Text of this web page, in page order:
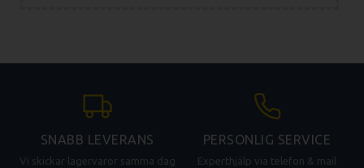
SNABB LEVERANS
Vi skickar lagervaror samma dag
PERSONLIG SERVICE
Experthjälp via telefon & mail